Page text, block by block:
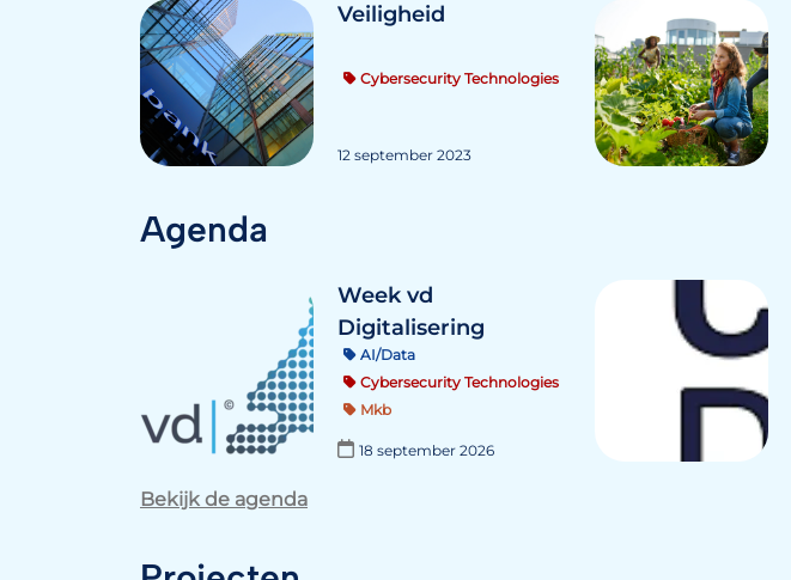
Veiligheid
Cybersecurity Technologies
12 september 2023
Agenda
Week vd
Digitalisering
AI/Data
Cybersecurity Technologies
Mkb
18 september 2026
Bekijk de agenda